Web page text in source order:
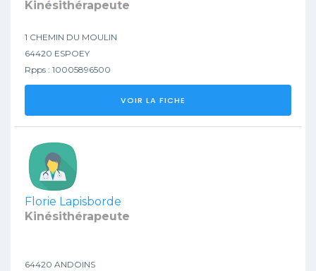
Kinésithérapeute
1 CHEMIN DU MOULIN
64420 ESPOEY
Rpps : 10005896500
VOIR LA FICHE
Florie Lapisborde
Kinésithérapeute
64420 ANDOINS